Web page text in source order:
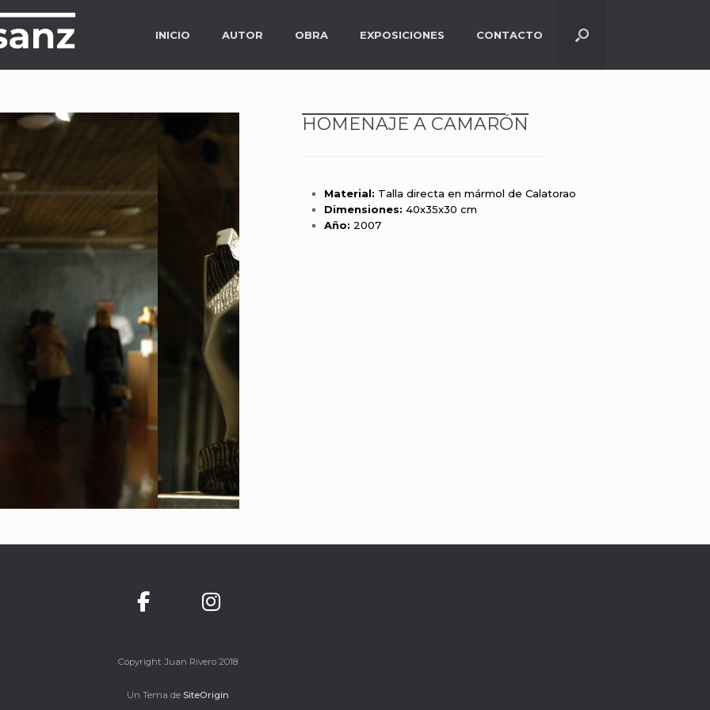
INICIO AUTOR OBRA EXPOSICIONES CONTACTO
HOMENAJE A CAMARÓN
Material: Talla directa en mármol de Calatorao
Dimensiones: 40x35x30 cm
Año: 2007
Copyright Juan Rivero 2018
Un Tema de SiteOrigin